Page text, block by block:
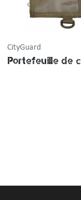
CityGuard
Portefeuille de